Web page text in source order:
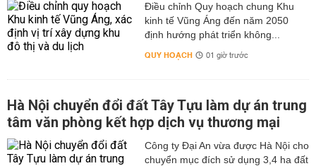
Điều chỉnh Quy hoạch chung Khu
kinh tế Vũng Áng đến năm 2050
định hướng phát triển không...
QUY HOẠCH 01 giờ trước
Hà Nội chuyển đổi đất Tây Tựu làm dự án trung
tâm văn phòng kết hợp dịch vụ thương mại
Công ty Đại An vừa được Hà Nội cho
chuyển mục đích sử dụng 3,4 ha đất